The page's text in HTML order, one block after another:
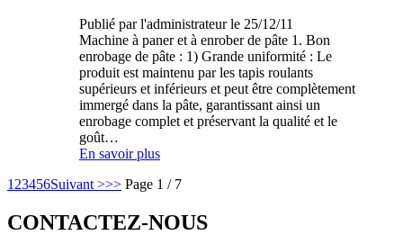
Publié par l'administrateur le 25/12/11
Machine à paner et à enrober de pâte 1. Bon
enrobage de pâte : 1) Grande uniformité : Le
produit est maintenu par les tapis roulants
supérieurs et inférieurs et peut être complètement
immergé dans la pâte, garantissant ainsi un
enrobage complet et préservant la qualité et le
goût…
En savoir plus
1 23456Suivant >>> Page 1 / 7
CONTACTEZ-NOUS